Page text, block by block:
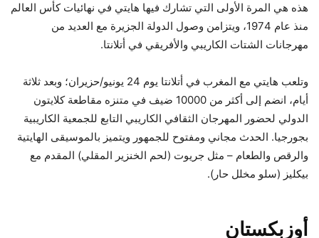
هذه هي المرة الأولى التي تشارك فيها هايتي في نهائيات كأس العالم
منذ عام 1974، ويتزامن وصول الدولة الجزيرة مع العديد من
مهرجانات الشتات الكاريبي والأفريقي في أتلانتا.
وتلعب هايتي مع المغرب في أتلانتا يوم 24 يونيو/حزيران؛ وبعد ثلاثة
أيام، انضم إلى أكثر من 10000 ضيف في متنزه مقاطعة كلايتون
الدولي لحضور المهرجان الثقافي الكاريبي التابع للجمعية الكاريبية
بجورجيا. الحدث مجاني ومفتوح للجمهور ويتميز بالموسيقى الهايتية
والرقص والطعام – مثل جريوت (لحم الخنزير المقلي) المقدم مع
بيكليز (سلو مخلل حار).
أوزبكستان